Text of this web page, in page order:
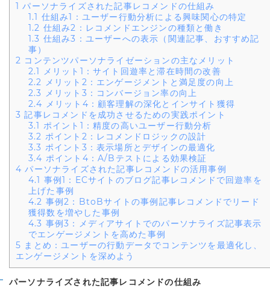
1 パーソナライズされた記事レコメンドの仕組み
1.1 仕組み1：ユーザー行動分析による興味関心の特定
1.2 仕組み2：レコメンドエンジンの種類と働き
1.3 仕組み3：ユーザーへの表示（関連記事、おすすめ記
事）
2 コンテンツパーソナライゼーションの主なメリット
2.1
メリット1：サイト回遊率と滞在時間の改善
2.2 メリット2：エンゲージメントと満足度の向上
2.3 メリット3：コンバージョン率の向上
2.4 メリット4：顧客理解の深化とインサイト獲得
3 記事レコメンドを成功させるための実践ポイント
3.1 ポイント1：精度の高いユーザー行動分析
3.2 ポイント2：レコメンドロジックの設計
3.3 ポイント3：表示場所とデザインの最適化
3.4 ポイント4：A/Bテストによる効果検証
4 パーソナライズされた記事レコメンドの活用事例
4.1 事例1：ECサイトのブログ記事レコメンドで回遊率を
上げた事例
4.2 事例2：BtoBサイトの事例記事レコメンドでリード
獲得数を増やした事例
4.3 事例3：メディアサイトでのパーソナライズ記事表示
でエンゲージメントを高めた事例
5 まとめ：ユーザーの行動データでコンテンツを最適化し、
エンゲージメントを深めよう
パーソナライズされた記事レコメンドの仕組み